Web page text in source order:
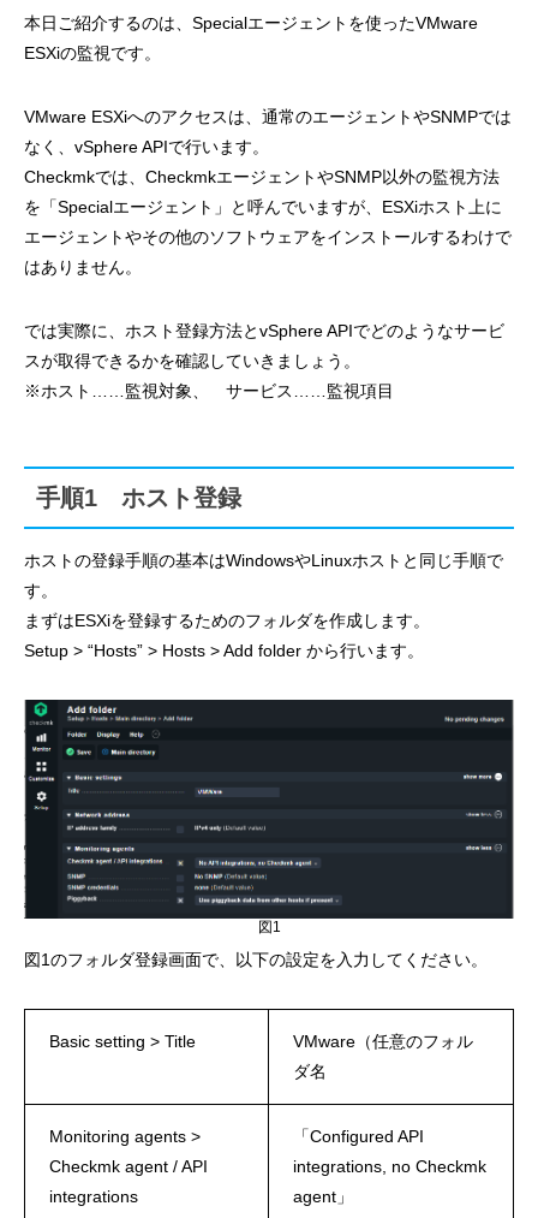
本日ご紹介するのは、Specialエージェントを使ったVMware
ESXiの監視です。
VMware ESXiへのアクセスは、通常のエージェントやSNMPでは
なく、vSphere APIで行います。
Checkmkでは、CheckmkエージェントやSNMP以外の監視方法
を「Specialエージェント」と呼んでいますが、ESXiホスト上に
エージェントやその他のソフトウェアをインストールするわけで
はありません。
では実際に、ホスト登録方法とvSphere APIでどのようなサービ
スが取得できるかを確認していきましょう。
※ホスト……監視対象、 サービス……監視項目
手順1 ホスト登録
ホストの登録手順の基本はWindowsやLinuxホストと同じ手順で
す。
まずはESXiを登録するためのフォルダを作成します。
Setup > “Hosts” > Hosts > Add folder から行います。
図1
図1のフォルダ登録画面で、以下の設定を入力してください。
Basic setting > Title
VMware（任意のフォル
ダ名
Monitoring agents >
Checkmk agent / API
integrations
「Configured API
integrations, no Checkmk
agent」